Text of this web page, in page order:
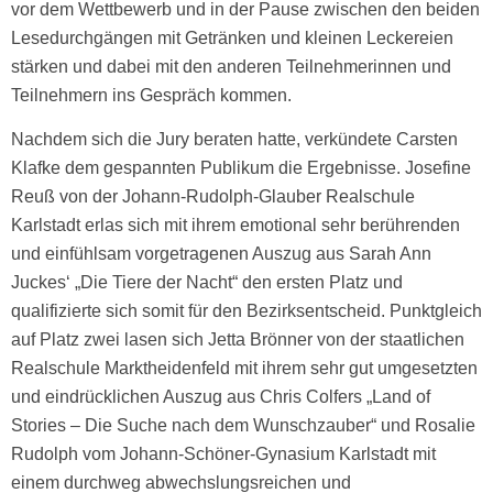
vor dem Wettbewerb und in der Pause zwischen den beiden
Lesedurchgängen mit Getränken und kleinen Leckereien
stärken und dabei mit den anderen Teilnehmerinnen und
Teilnehmern ins Gespräch kommen.
Nachdem sich die Jury beraten hatte, verkündete Carsten
Klafke dem gespannten Publikum die Ergebnisse. Josefine
Reuß von der Johann-Rudolph-Glauber Realschule
Karlstadt erlas sich mit ihrem emotional sehr berührenden
und einfühlsam vorgetragenen Auszug aus Sarah Ann
Juckes‘ „Die Tiere der Nacht“ den ersten Platz und
qualifizierte sich somit für den Bezirksentscheid. Punktgleich
auf Platz zwei lasen sich Jetta Brönner von der staatlichen
Realschule Marktheidenfeld mit ihrem sehr gut umgesetzten
und eindrücklichen Auszug aus Chris Colfers „Land of
Stories – Die Suche nach dem Wunschzauber“ und Rosalie
Rudolph vom Johann-Schöner-Gynasium Karlstadt mit
einem durchweg abwechslungsreichen und